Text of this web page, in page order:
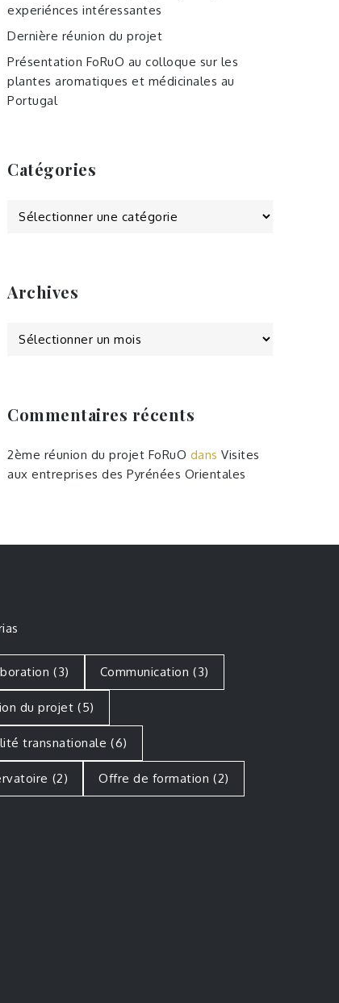
experiénces intéressantes
Dernière réunion du projet
Présentation FoRuO au colloque sur les
plantes aromatiques et médicinales au
Portugal
Catégories
Catégories
Archives
Commentaires récents
2ème réunion du projet FoRuO dans Visites
aux entreprises des Pyrénées Orientales
(3) Communication (3)
du projet (5)
transnationale (6)
(2) Offre de formation (2)